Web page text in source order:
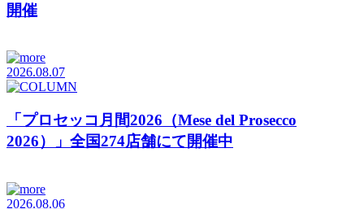
開催
2026.08.07
「プロセッコ月間2026（Mese del Prosecco
2026）」全国274店舗にて開催中
2026.08.06